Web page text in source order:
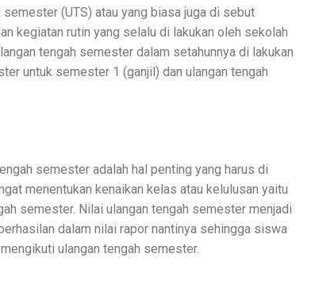
(UTS) atau yang biasa juga di sebut
kegiatan rutin yang selalu di lakukan oleh sekolah
tengah semester dalam setahunnya di lakukan
untuk semester 1 (ganjil) dan ulangan tengah
semester adalah hal penting yang harus di
menentukan kenaikan kelas atau kelulusan yaitu
semester. Nilai ulangan tengah semester menjadi
dalam nilai rapor nantinya sehingga siswa
ulangan tengah semester.